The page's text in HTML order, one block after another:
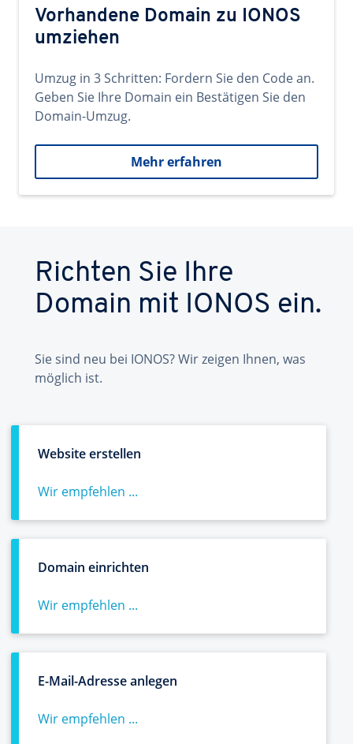
Vorhandene Domain zu IONOS
umziehen
Umzug in 3 Schritten: Fordern Sie den Code an.
Geben Sie Ihre Domain ein Bestätigen Sie den
Domain-Umzug.
Mehr erfahren
Richten Sie Ihre
Domain mit IONOS ein.
Sie sind neu bei IONOS? Wir zeigen Ihnen, was
möglich ist.
Website erstellen
Wir empfehlen ...
Domain einrichten
Wir empfehlen ...
E-Mail-Adresse anlegen
Wir empfehlen ...